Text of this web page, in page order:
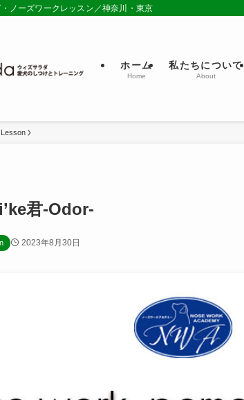
ノーズワークレッスン／神奈川・東京
ホーム
Home
私たちについて
About
君-Odor-
2023年8月30日